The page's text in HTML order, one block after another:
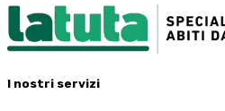
I nostri servizi